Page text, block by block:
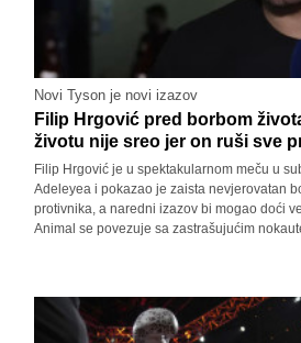
Novi Tyson je novi izazov
Filip Hrgović pred borbom
životu nije sreo jer on ruši sve
Filip Hrgović je u spektakularnom meču u
Adeleyea i pokazao je zaista nevjerovatan
protivnika, a naredni izazov bi mogao doći
Animal se povezuje sa zastrašujućim